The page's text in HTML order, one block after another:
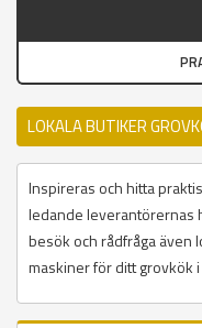
LOKALA BUTIKER
Inspireras och hitta
ledande leverantörernas
besök och rådfråga även
maskiner för ditt grovkök